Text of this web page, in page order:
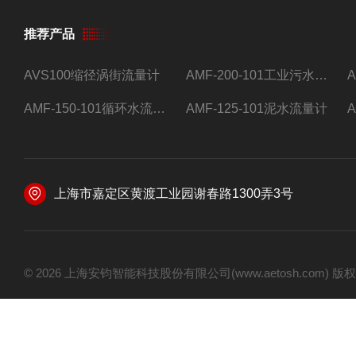
推荐产品
AVS100缩径涡街流量计 AMF-200-101工业污水流量计
AMF-150-101循环水流量计,电磁流量计 AMF-125-101泥水流量计
上海市嘉定区黄渡工业园谢春路1300弄3号
© 2026 上海安钧智能科技股份有限公司(www.aetosh.com) 版